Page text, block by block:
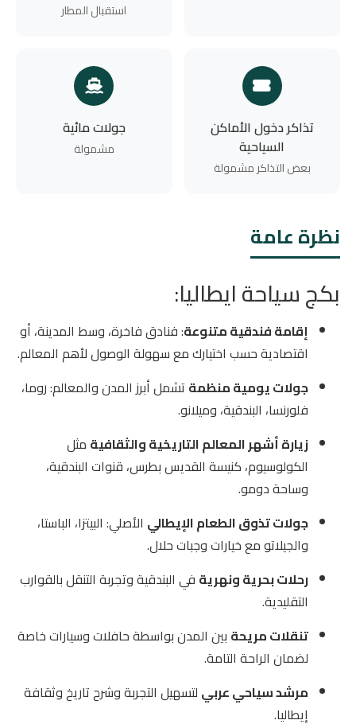
استقبال المطار
تذاكر دخول الأماكن
السياحية
بعض التذاكر مشمولة
جولات مائية
مشمولة
نظرة عامة
بكج سياحة ايطاليا:
إقامة فندقية متنوعة: فنادق فاخرة، وسط المدينة، أو
اقتصادية حسب اختيارك مع سهولة الوصول لأهم المعالم.
جولات يومية منظمة تشمل أبرز المدن والمعالم: روما،
فلورنسا، البندقية، وميلانو.
زيارة أشهر المعالم التاريخية والثقافية مثل
الكولوسيوم، كنيسة القديس بطرس، قنوات البندقية،
وساحة دومو.
جولات تذوق الطعام الإيطالي الأصلي: البيتزا، الباستا،
والجيلاتو مع خيارات وجبات حلال.
رحلات بحرية ونهرية في البندقية وتجربة التنقل بالقوارب
التقليدية.
تنقلات مريحة بين المدن بواسطة حافلات وسيارات خاصة
لضمان الراحة التامة.
مرشد سياحي عربي لتسهيل التجربة وشرح تاريخ وثقافة
إيطاليا.